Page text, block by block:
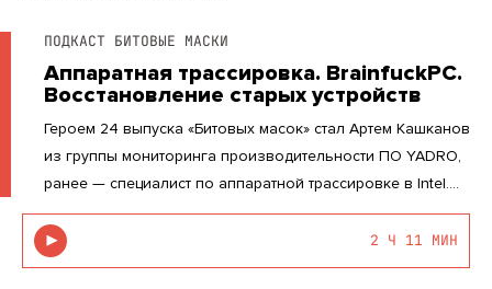
ПОДКАСТ БИТОВЫЕ МАСКИ
Аппаратная трассировка. BrainfuckPC.
Восстановление старых устройств
Героем 24 выпуска «Битовых масок» стал Артем Кашканов
из группы мониторинга производительности ПО YADRO,
ранее — специалист по аппаратной трассировке в Intel.
Артем — создатель популярного YouTube-канала, где он
показывает, как создает новые необычные
вычислительные...
2 Ч 11 МИН